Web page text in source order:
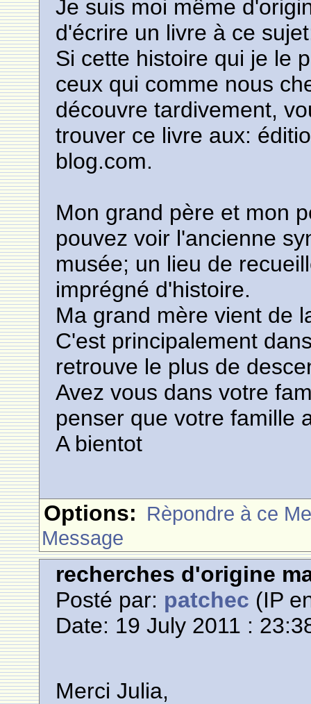
Je suis moi même
d'écrire un livre à ce
Si cette histoire qui je le
ceux qui comme nous
découvre tardivement,
trouver ce livre aux:
blog.com.
Mon grand père et mon
pouvez voir l'ancienne
musée; un lieu de
imprégné d'histoire.
Ma grand mère vient de
C'est principalement
retrouve le plus de
Avez vous dans votre
penser que votre famille
A bientot
Options: Rèpondre à ce
Message
recherches d'origine
Posté par: patchec (IP
Date: 19 July 2011 :
Merci Julia,